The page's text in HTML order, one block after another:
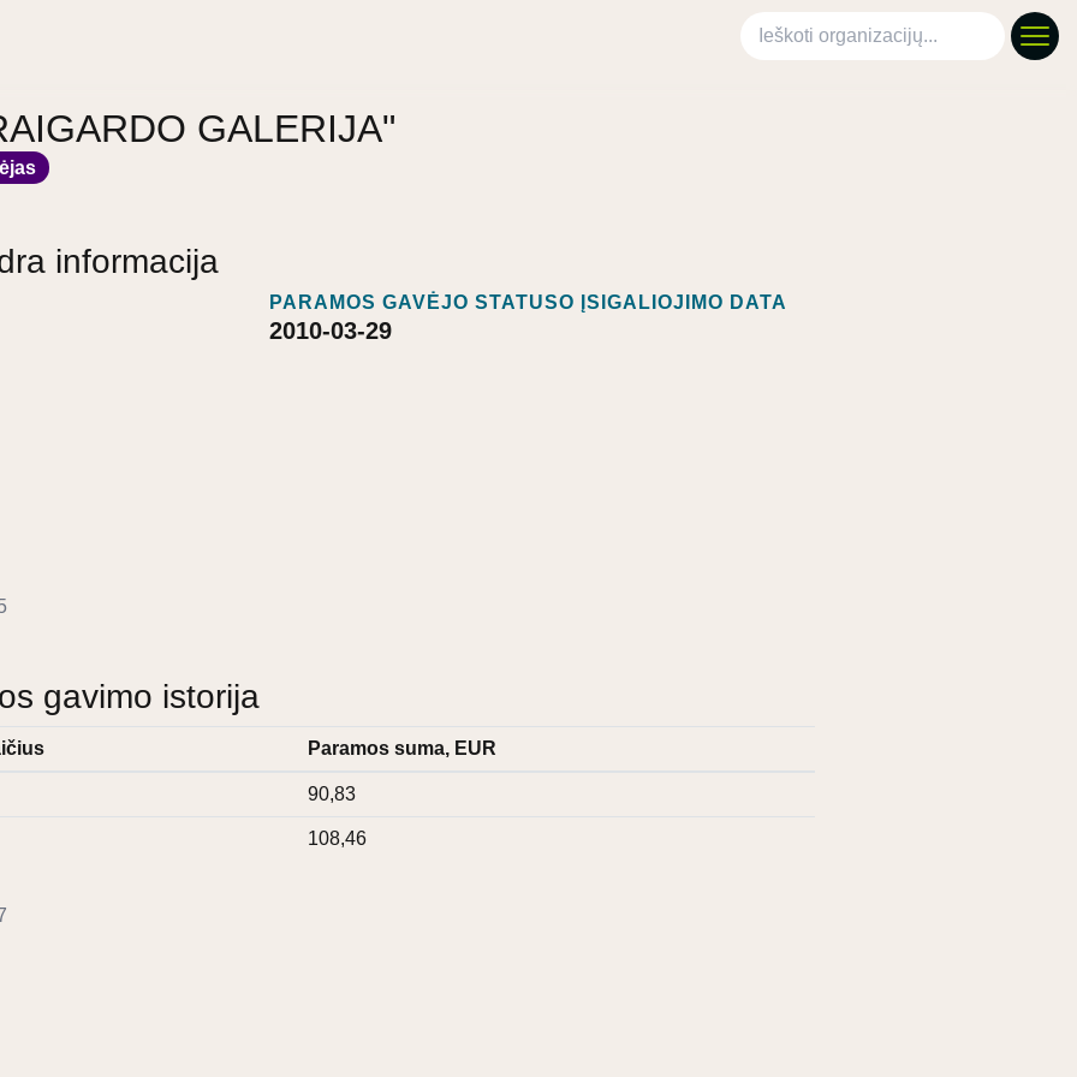
Ieškoti organizacijų
GALERIJA"
informacija
PARAMOS GAVĖJO STATUSO ĮSIGALIOJIMO DATA
2010-03-29
gavimo istorija
Paramos suma, EUR
90,83
108,46